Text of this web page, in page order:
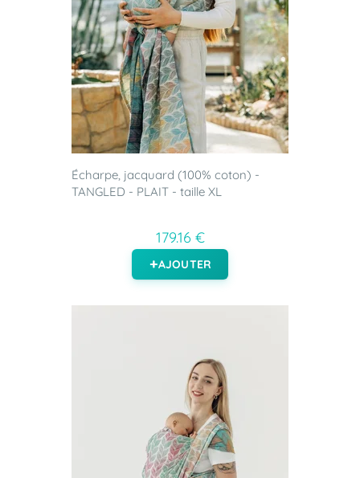
Écharpe, jacquard (100% coton) -
TANGLED - PLAIT - taille XL
179.16 €
AJOUTER